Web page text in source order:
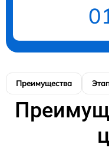
Преимущества